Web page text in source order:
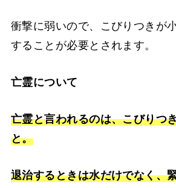
衝撃に弱いので、こびりつきが
することが必要とされます。
亡霊について
亡霊と言われるのは、こびりつ
と。
退治するときは水だけでなく、